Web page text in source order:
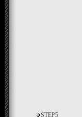
STEP5